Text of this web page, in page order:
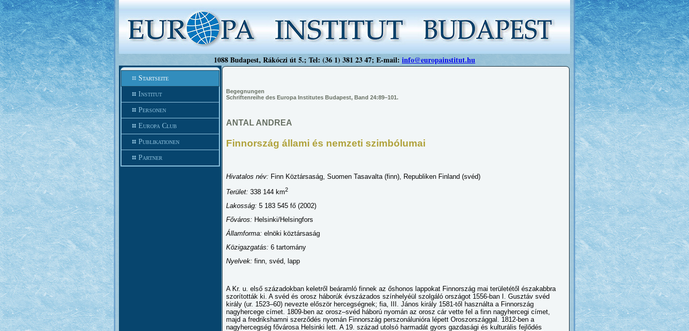
1088 Budapest, Rákóczi út 5.; Tel: (36 1) 381 23 47; E-mail: info@europainstitut.hu
Startseite
Institut
Personen
Europa Club
Publikationen
Partner
Begegnungen
Schriftenreihe des Europa Institutes Budapest, Band 24:89–101.
ANTAL ANDREA
Finnország állami és nemzeti szimbólumai
Hivatalos név: Finn Köztársaság, Suomen Tasavalta (finn), Republiken Finland (svéd)
Terület: 338 144 km2
Lakosság: 5 183 545 fő (2002)
Főváros: Helsinki/Helsingfors
Államforma: elnöki köztársaság
Közigazgatás: 6 tartomány
Nyelvek: finn, svéd, lapp
A Kr. u. első századokban keletről beáramló finnek az őshonos lappokat Finnország mai területétől északabbra
szorították ki. A svéd és orosz háborúk évszázados színhelyéül szolgáló országot 1556-ban I. Gusztáv svéd
király (ur. 1523–60) nevezte először hercegségnek; fia, III. János király 1581-től használta a Finnország
nagyhercege címet. 1809-ben az orosz–svéd háború nyomán az orosz cár vette fel a finn nagyhercegi címet,
majd a fredrikshamni szerződés nyomán Finnország perszonálunióra lépett Oroszországgal. 1812-ben a
nagyhercegség fővárosa Helsinki lett. A 19. század utolsó harmadát gyors gazdasági és kulturális fejlődés